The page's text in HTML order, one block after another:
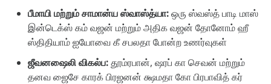
பீமாயி மற்றும் சாமான்ய ஸ்வாஸ்த்யா:ஒரு ஸ்வஸ்த் பாடி மாஸ்
இன்டெக்ஸ் கம் வஜன் மற்றும் அதிக வஜன் தோனோம் ஹீ
ஸ்திதியாம் ஐயோவை கீ சபலதா போன்ற உணர்வுகள்
ஜீவனஷைலி விகல்ப:தூம்ரபான், ஷரப் கா செவன் மற்றும்
தனவ ஜைசே காரக் பிரஜனன் க்ஷமதா கோ பிரபாவித் கர்